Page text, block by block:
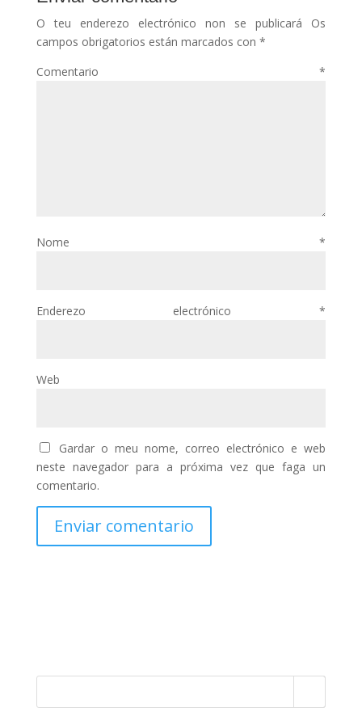
O teu enderezo electrónico non se publicará
Os
campos obrigatorios están marcados con *
Comentario*
Nome*
Enderezo electrónico*
Web
Gardar o meu nome, correo electrónico e web
neste navegador para a próxima vez que faga un
comentario.